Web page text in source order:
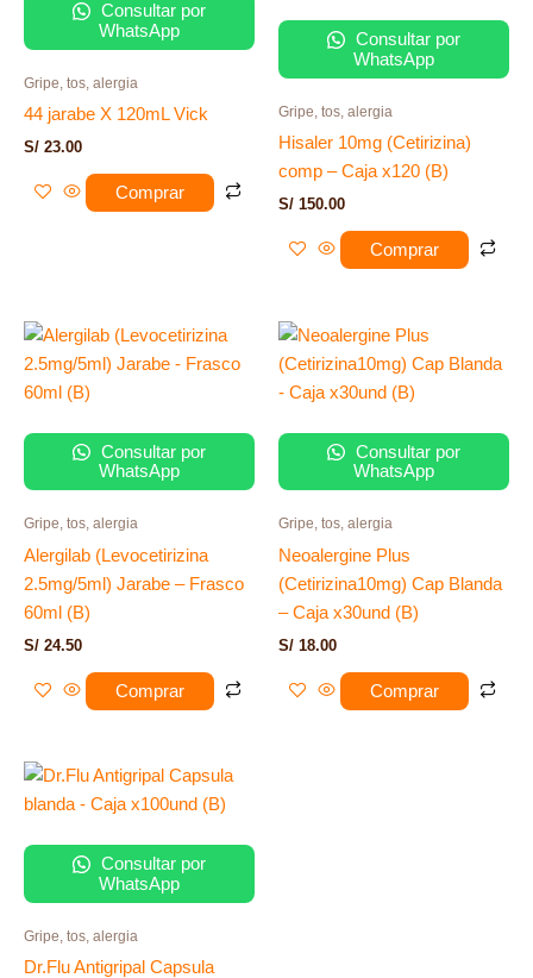
Consultar por
WhatsApp
Gripe, tos, alergia
44 jarabe X 120mL Vick
S/ 23.00
Comprar
Consultar por
WhatsApp
Gripe, tos, alergia
Hisaler 10mg (Cetirizina)
comp – Caja x120 (B)
S/ 150.00
Comprar
Consultar por
WhatsApp
Gripe, tos, alergia
Alergilab (Levocetirizina
2.5mg/5ml) Jarabe – Frasco
60ml (B)
S/ 24.50
Comprar
Consultar por
WhatsApp
Gripe, tos, alergia
Neoalergine Plus
(Cetirizina10mg) Cap Blanda
– Caja x30und (B)
S/ 18.00
Comprar
Consultar por
WhatsApp
Gripe, tos, alergia
Dr.Flu Antigripal Capsula